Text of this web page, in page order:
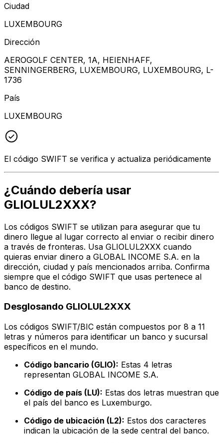
Ciudad
LUXEMBOURG
Dirección
AEROGOLF CENTER, 1A, HEIENHAFF,
SENNINGERBERG, LUXEMBOURG, LUXEMBOURG, L-
1736
País
LUXEMBOURG
El código SWIFT se verifica y actualiza periódicamente
¿Cuándo debería usar
GLIOLUL2XXX?
Los códigos SWIFT se utilizan para asegurar que tu
dinero llegue al lugar correcto al enviar o recibir dinero
a través de fronteras. Usa GLIOLUL2XXX cuando
quieras enviar dinero a GLOBAL INCOME S.A. en la
dirección, ciudad y país mencionados arriba. Confirma
siempre que el código SWIFT que usas pertenece al
banco de destino.
Desglosando GLIOLUL2XXX
Los códigos SWIFT/BIC están compuestos por 8 a 11
letras y números para identificar un banco y sucursal
específicos en el mundo.
Código bancario (GLIO): Estas 4 letras
representan GLOBAL INCOME S.A.
Código de país (LU): Estas dos letras muestran que
el país del banco es Luxemburgo.
Código de ubicación (L2): Estos dos caracteres
indican la ubicación de la sede central del banco.